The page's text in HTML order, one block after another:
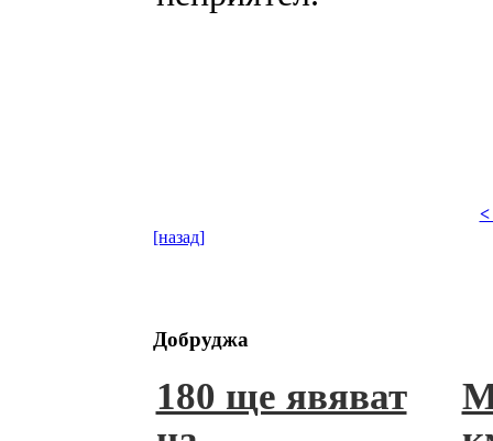
[назад]
Добруджа
180 ще явяват